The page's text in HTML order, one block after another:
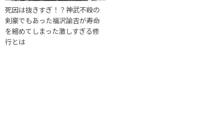
死因は抜きすぎ！？神武不殺の
剣豪でもあった福沢諭吉が寿命
を縮めてしまった激しすぎる修
行とは